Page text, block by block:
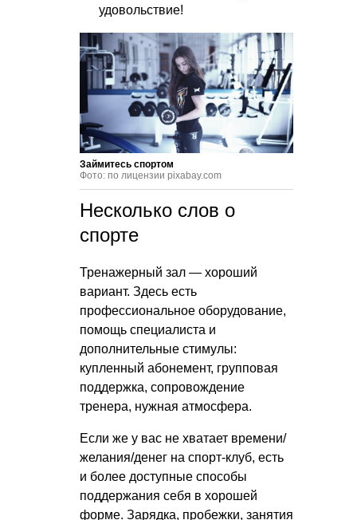
удовольствие!
Займитесь спортом
Фото: по лицензии pixabay.com
Несколько слов о
спорте
Тренажерный зал — хороший
вариант. Здесь есть
профессиональное оборудование,
помощь специалиста и
дополнительные стимулы:
купленный абонемент, групповая
поддержка, сопровождение
тренера, нужная атмосфера.
Если же у вас не хватает времени/
желания/денег на спорт-клуб, есть
и более доступные способы
поддержания себя в хорошей
форме. Зарядка, пробежки, занятия